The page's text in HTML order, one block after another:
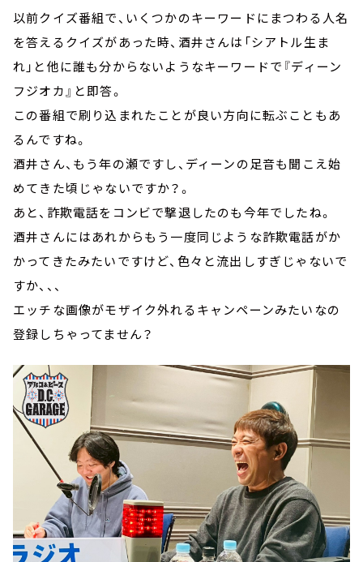
以前クイズ番組で、いくつかのキーワードにまつわる人名
を答えるクイズがあった時、酒井さんは「シアトル生ま
れ」と他に誰も分からないようなキーワードで『ディーン
フジオカ』と即答。
この番組で刷り込まれたことが良い方向に転ぶこともあ
るんですね。
酒井さん、もう年の瀬ですし、ディーンの足音も聞こえ始
めてきた頃じゃないですか？。
あと、詐欺電話をコンビで撃退したのも今年でしたね。
酒井さんにはあれからもう一度同じような詐欺電話がか
かってきたみたいですけど、色々と流出しすぎじゃないで
すか、、、
エッチな画像がモザイク外れるキャンペーンみたいなの
登録しちゃってません？